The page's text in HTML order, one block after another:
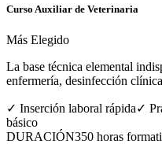
Curso Auxiliar de Veterinaria
Más Elegido
La base técnica elemental
enfermería, desinfección
✓ Inserción laboral rápida✓
básico
DURACIÓN350 horas